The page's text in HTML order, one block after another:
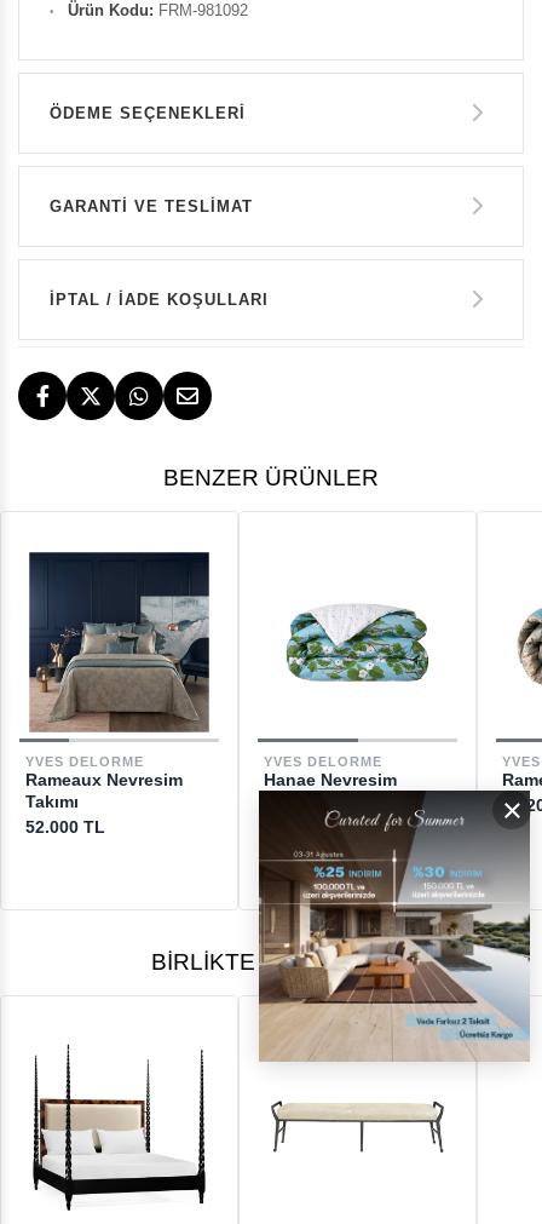
Ürün Kodu: FRM-981092
ÖDEME SEÇENEKLERI
24.200 TL
Kredi Kartı Tek Çekim
GARANTİ VE TESLİMAT
GARANTİ
İPTAL / İADE KOŞULLARI
GERİ ÖDEMELER
DESTEK
[email protected]
BENZER ÜRÜNLER
YVES DELORME
Rameaux Nevresim
Takımı
52.000 TL
YVES DELORME
Hanae Nevresim
BIRLIKTE ALINANLAR
×